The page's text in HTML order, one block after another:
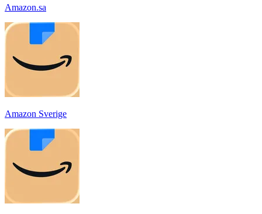
Amazon.sa
Amazon Sverige